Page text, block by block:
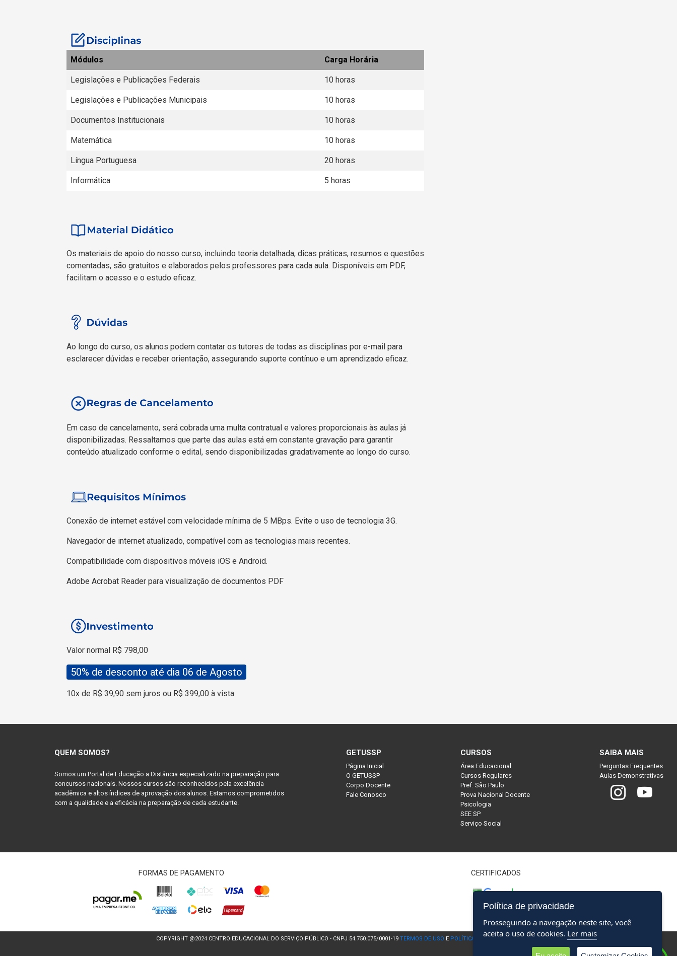
Módulos Carga Horária
Legislações e Publicações Federais 10 horas
Legislações e Publicações Municipais 10 horas
Documentos Institucionais 10 horas
Matemática 10 horas
Língua Portuguesa 20 horas
Informática 5 horas
Os materiais de apoio do nosso curso, incluindo teoria detalhada, dicas práticas, resumos e questões
comentadas, são gratuitos e elaborados pelos professores para cada aula. Disponíveis em PDF,
facilitam o acesso e o estudo eficaz.
Ao longo do curso, os alunos podem contatar os tutores de todas as disciplinas por e-mail para
esclarecer dúvidas e receber orientação, assegurando suporte contínuo e um aprendizado eficaz.
Em caso de cancelamento, será cobrada uma multa contratual e valores proporcionais às aulas já
disponibilizadas. Ressaltamos que parte das aulas está em constante gravação para garantir
conteúdo atualizado conforme o edital, sendo disponibilizadas gradativamente ao longo do curso.
Conexão de internet estável com velocidade mínima de 5 MBps. Evite o uso de tecnologia 3G.
Navegador de internet atualizado, compatível com as tecnologias mais recentes.
Compatibilidade com dispositivos móveis iOS e Android.
Adobe Acrobat Reader para visualização de documentos PDF
Valor normal R$ 798,00
50% de desconto até dia 06 de Agosto
10x de R$ 39,90 sem juros ou R$ 399,00 à vista
QUEM SOMOS?
Somos um Portal de Educação a Distância especializado na preparação para
concursos nacionais. Nossos cursos são reconhecidos pela excelência
acadêmica e altos índices de aprovação dos alunos. Estamos comprometidos
com a qualidade e a eficácia na preparação de cada estudante.
GETUSSP
Página Inicial
O GETUSSP
Corpo Docente
Fale Conosco
CURSOS
Área Educacional
Cursos Regulares
Pref. São Paulo
Prova Nacional Docente
Psicologia
SEE SP
Serviço Social
SAIBA MAIS
Perguntas Frequentes
Aulas Demonstrativas
FORMAS DE PAGAMENTO CERTIFICADOS
COPYRIGHT @2024 CENTRO EDUCACIONAL DO SERVIÇO PÚBLICO - CNPJ 54.750.075/0001-19 TERMOS DE USO E POLÍTICA DE PRIVACIDADE
Política de privacidade
Prosseguindo a navegação neste site, você
aceita o uso de cookies. Ler mais